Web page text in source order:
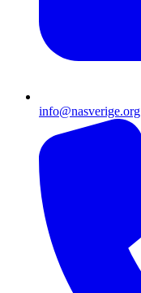
info@nasverige.org